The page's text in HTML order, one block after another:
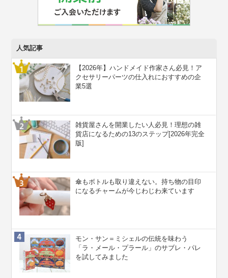
人気記事
【2026年】ハンドメイド作家さん必見！ア
クセサリーパーツの仕入れにおすすめの企
業5選
雑貨屋さんを開業したい人必見！理想の雑
貨店になるための13のステップ[2026年完全
版]
傘もボトルも取り違えない。持ち物の目印
になるチャームが今じわじわ来ています
モン・サン＝ミシェルの伝統を味わう
「ラ・メール・プラール」のサブレ・パレ
を試してみました